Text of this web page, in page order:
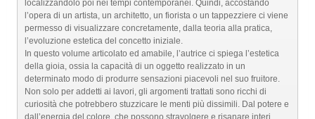
localizzandolo poi nei tempi contemporanei. Quindi, accostando
l’opera di un artista, un architetto, un fiorista o un tappezziere ci viene
permesso di visualizzare concretamente, dalla teoria alla pratica,
l’evoluzione estetica del concetto iniziale.
In questo volume articolato ed amabile, l’autrice ci spiega l’estetica
della gioia, ossia la capacità di un oggetto realizzato in un
determinato modo di produrre sensazioni piacevoli nel suo fruitore.
Non solo per addetti ai lavori, gli argomenti trattati sono ricchi di
curiosità che potrebbero stuzzicare le menti più dissimili. Dal potere e
dall’energia del colore, che possono stravolgere e risanare interi